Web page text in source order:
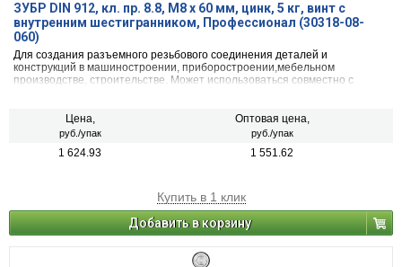
ЗУБР DIN 912, кл. пр. 8.8, М8 х 60 мм, цинк, 5 кг, винт с
внутренним шестигранником, Профессионал (30318-08-
060)
Для создания разъемного резьбового соединения деталей и
конструкций в машиностроении, приборостроении,мебельном
производстве, строительстве. Может использоваться совместно с
Цена,
руб./упак
Оптовая цена,
руб./упак
1 624.93 1 551.62
Купить в 1 клик
Добавить в корзину